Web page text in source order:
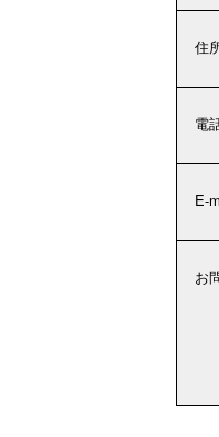
住
電
E-
お